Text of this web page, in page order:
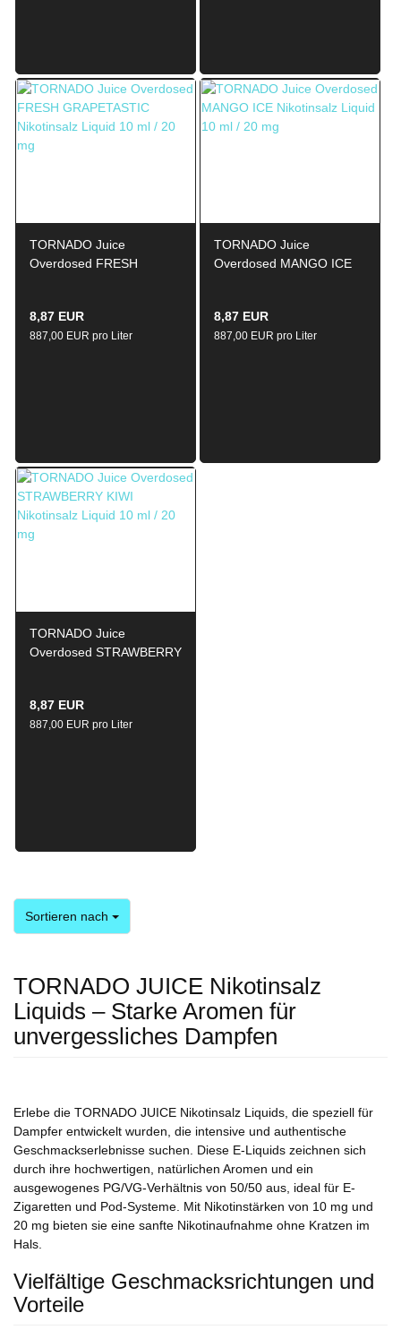
TORNADO Juice
Overdosed FRESH
8,87 EUR
887,00 EUR pro Liter
TORNADO Juice
Overdosed MANGO ICE
8,87 EUR
887,00 EUR pro Liter
TORNADO Juice
Overdosed STRAWBERRY
8,87 EUR
887,00 EUR pro Liter
Sortieren nach
Sortieren nach
TORNADO JUICE Nikotinsalz
Liquids – Starke Aromen für
unvergessliches Dampfen
Erlebe die TORNADO JUICE Nikotinsalz Liquids, die speziell für
Dampfer entwickelt wurden, die intensive und authentische
Geschmackserlebnisse suchen. Diese E-Liquids zeichnen sich
durch ihre hochwertigen, natürlichen Aromen und ein
ausgewogenes PG/VG-Verhältnis von 50/50 aus, ideal für E-
Zigaretten und Pod-Systeme. Mit Nikotinstärken von 10 mg und
20 mg bieten sie eine sanfte Nikotinaufnahme ohne Kratzen im
Hals.
Vielfältige Geschmacksrichtungen und
Vorteile